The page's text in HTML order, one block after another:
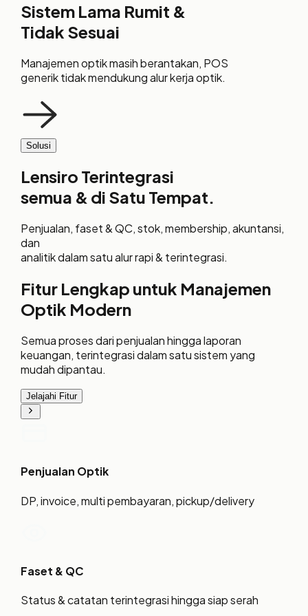
Sistem Lama Rumit &
Tidak Sesuai
Manajemen optik masih berantakan, POS
generik tidak mendukung alur kerja optik.
Solusi
Lensiro Terintegrasi
semua & di Satu Tempat.
Penjualan, faset & QC, stok, membership, akuntansi,
dan
analitik dalam satu alur rapi & terintegrasi.
Fitur Lengkap untuk Manajemen
Optik Modern
Semua proses dari penjualan hingga laporan
keuangan, terintegrasi dalam satu sistem yang
mudah dipantau.
Jelajahi Fitur
Penjualan Optik
DP, invoice, multi pembayaran, pickup/delivery
Faset & QC
Status & catatan terintegrasi hingga siap serah